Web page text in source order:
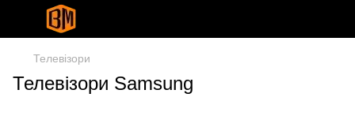
Телевізори
Телевізори Samsung